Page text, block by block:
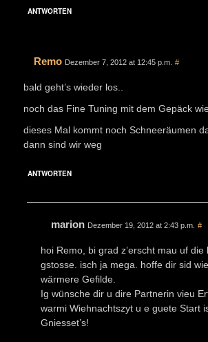
ANTWORTEN
Remo Dezember 7, 2012 at 12:45 p.m. #
bald geht’s wieder los..
noch das Fine Tuning mit dem Gepäck
dieses Mal kommt noch Schneeräumen
dann sind wir weg
ANTWORTEN
marion Dezember 19, 2012 at 2:43 p.m. #
hoi Remo, bi grad z’erscht mau uf die
gstosse. isch ja mega. hoffe dir sid
wärmere Gefilde.
Ig wünsche dir u dire Partnerin vieu
warmi Wiehnachtszyt u e guete Start
Gniesset’s!